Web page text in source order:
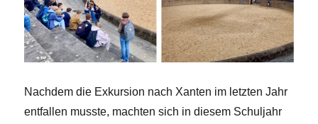
Nachdem die Exkursion nach Xanten im letzten Jahr
entfallen musste, machten sich in diesem Schuljahr